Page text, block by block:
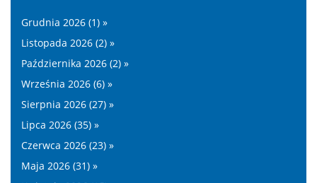
Grudnia 2026 (1) »
Listopada 2026 (2) »
Października 2026 (2) »
Września 2026 (6) »
Sierpnia 2026 (27) »
Lipca 2026 (35) »
Czerwca 2026 (23) »
Maja 2026 (31) »